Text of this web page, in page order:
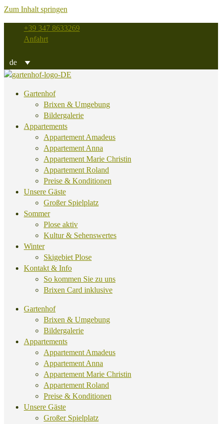
Zum Inhalt springen
+39 347 8633269
Anfahrt
de
Gartenhof
Brixen & Umgebung
Bildergalerie
Appartements
Appartement Amadeus
Appartement Anna
Appartement Marie Christin
Appartement Roland
Preise & Konditionen
Unsere Gäste
Großer Spielplatz
Sommer
Plose aktiv
Kultur & Sehenswertes
Winter
Skigebiet Plose
Kontakt & Info
So kommen Sie zu uns
Brixen Card inklusive
Gartenhof
Brixen & Umgebung
Bildergalerie
Appartements
Appartement Amadeus
Appartement Anna
Appartement Marie Christin
Appartement Roland
Preise & Konditionen
Unsere Gäste
Großer Spielplatz